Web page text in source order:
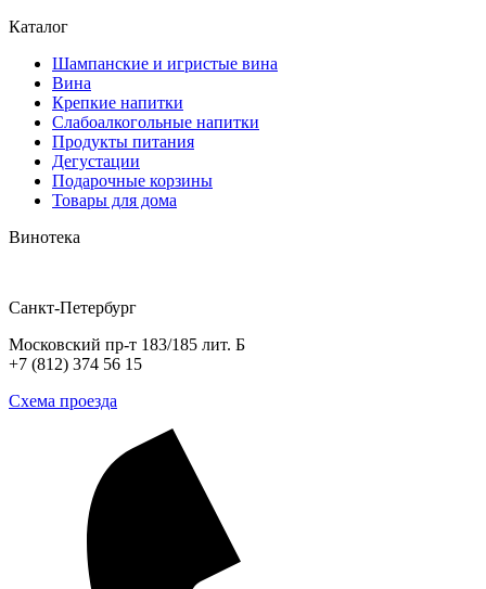
Каталог
Шампанские и игристые вина
Вина
Крепкие напитки
Слабоалкогольные напитки
Продукты питания
Дегустации
Подарочные корзины
Товары для дома
Винотека
Санкт-Петербург
Московский пр-т 183/185 лит. Б
+7 (812) 374 56 15
Схема проезда